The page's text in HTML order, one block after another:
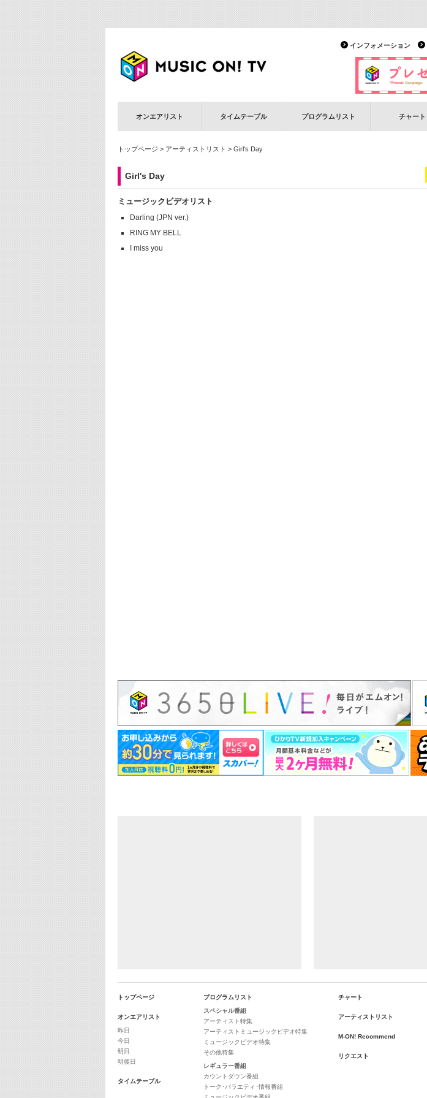
インフォメーション
オンエアリスト タイムテーブル プログラムリスト チャート
トップページ > アーティストリスト > Girl's Day
Girl's Day
ミュージックビデオリスト
Darling (JPN ver.)
RING MY BELL
I miss you
トップページ
オンエアリスト
昨日
今日
明日
明後日
タイムテーブル
プログラムリスト
スペシャル番組
アーティスト特集
アーティストミュージックビデオ特集
ミュージックビデオ特集
その他特集
レギュラー番組
カウントダウン番組
トーク･バラエティ･情報番組
チャート
アーティストリスト
M-ON! Recommend
リクエスト